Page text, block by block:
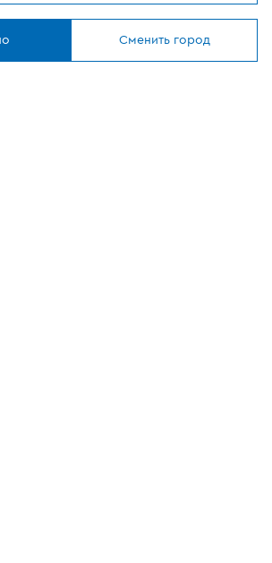
Мы используем cookies
Сменить город